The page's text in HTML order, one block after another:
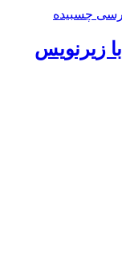
دانلود سریال Just One Look با زیرنویس